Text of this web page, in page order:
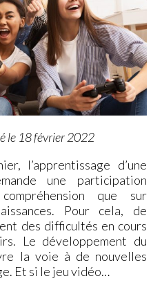
le 18 février 2022
l’apprentissage d’une
une participation
que sur
Pour cela, de
des difficultés en cours
Le développement du
la voie à de nouvelles
Et si le jeu vidéo…